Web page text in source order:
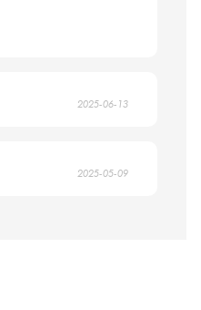
2025-06-13
2025-05-09